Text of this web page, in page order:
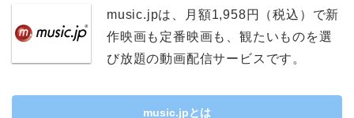
music.jpは、月額1,958円（税込）で新
作映画も定番映画も、観たいものを選
び放題の動画配信サービスです。
music.jpとは